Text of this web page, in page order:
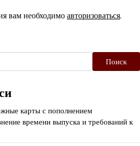
вам необходимоавторизоваться.
Поиск
карты с пополнением
времени выпуска и требований к